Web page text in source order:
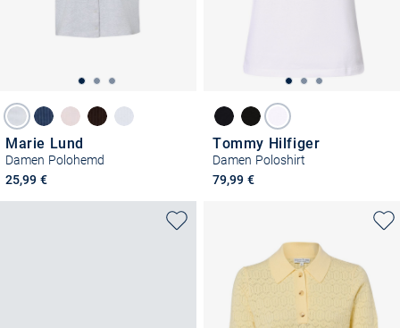
Marie Lund
Damen Polohemd
25,99 €
Tommy Hilfiger
Damen Poloshirt
79,99 €